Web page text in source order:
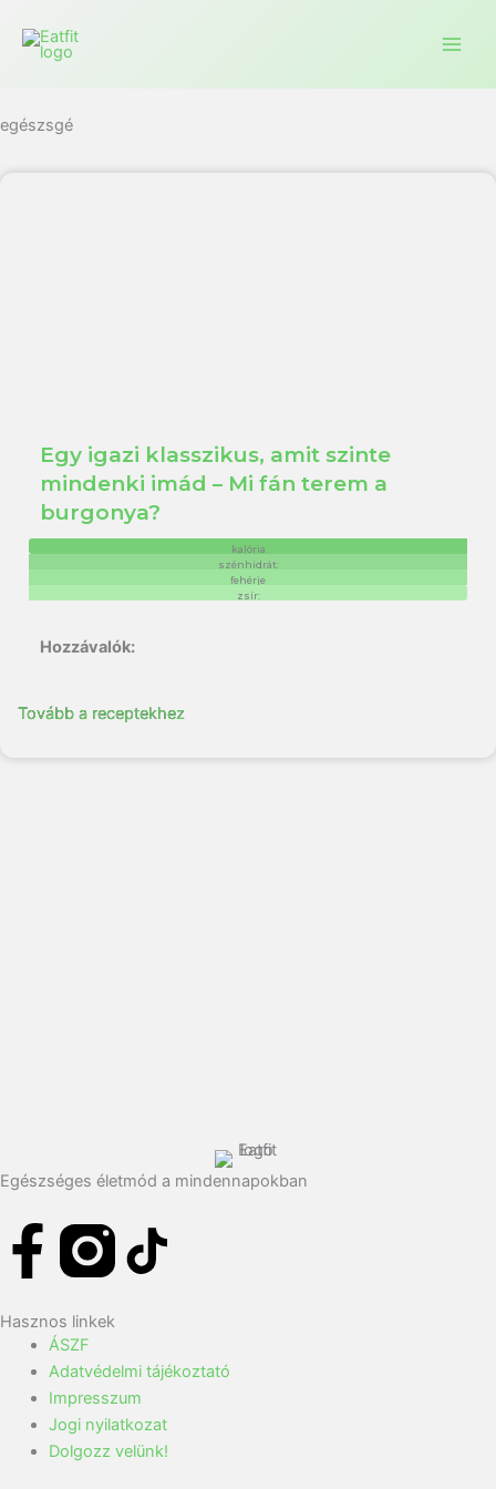
tartalomra
egészsgé
Egy igazi klasszikus, amit szinte
mindenki imád – Mi fán terem a
burgonya?
kalória
szénhidrát:
fehérje
zsír:
Tovább a receptekhez
Egészséges életmód a mindennapokban
F
a
c
e
b
T
k
t
o
Hasznos linkek
ÁSZF
Adatvédelmi tájékoztató
Impresszum
Jogi nyilatkozat
Dolgozz velünk!